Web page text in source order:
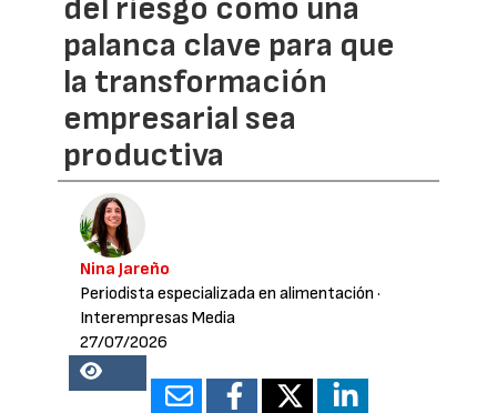
del riesgo como una
palanca clave para que
la transformación
empresarial sea
productiva
Nina Jareño
Periodista especializada en alimentación ·
Interempresas Media
27/07/2026
13486